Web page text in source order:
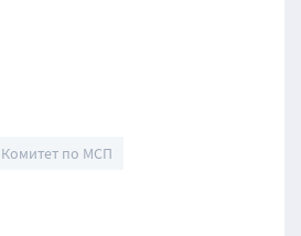
Комитет по МСП